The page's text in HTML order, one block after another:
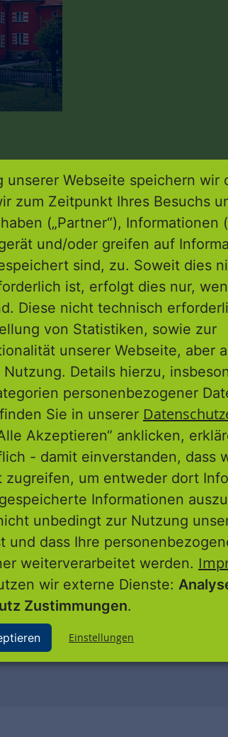
„Am
1920er Jahren
99867 Gotha
einer
eines
Stadt Gotha,
Auftrag der
Freistaates&
unserer Webseite speichern wir
zum Zeitpunkt Ihres Besuchs
(„Partner“), Informationen
und/oder greifen auf
sind, zu. Soweit dies
ist, erfolgt dies nur,
Diese nicht technisch
von Statistiken, sowie zur
unserer Webseite, aber
Details hierzu,
personenbezogener
Sie in unserer
Akzeptieren“ anklicken,
- damit einverstanden, dass
zugreifen, um entweder dort
Informationen
unbedingt zur Nutzung
und dass Ihre
weiterverarbeitet werden.
wir externe Dienste:
Zustimmungen.
Einstellungen